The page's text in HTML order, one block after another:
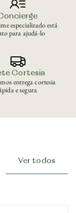
especializado está
para ajudá-lo
Cortesia
entrega cortesia
e segura
Ver todos